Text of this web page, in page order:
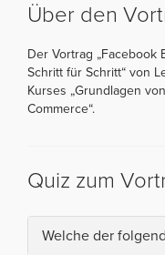
Über den
Der Vortrag „Facebook
Schritt für Schritt“ von
Kurses „Grundlagen
Commerce“.
Quiz zum
Welche der